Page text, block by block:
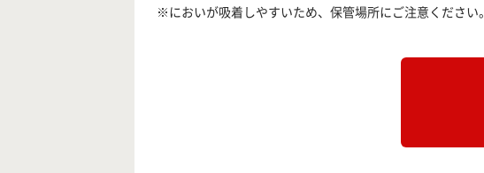
※においが吸着しやすいため、保管場所にご注意ください。